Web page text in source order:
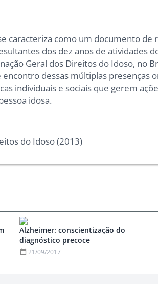
caracteriza como um documento de
dos dez anos de atividades
Geral dos Direitos do Idoso, no
dessas múltiplas presenças
individuais e sociais que gerem
idosa.
do Idoso (2013)
Alzheimer: conscientização do
diagnóstico precoce
21/09/2017